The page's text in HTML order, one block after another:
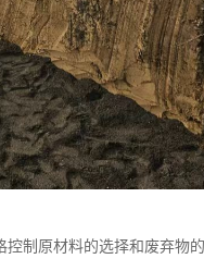
制原材料的选择和废弃物